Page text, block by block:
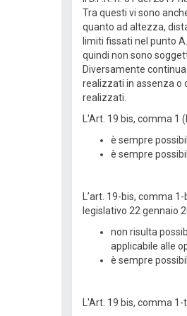
Tra questi vi sono
quanto ad altezza,
limiti fissati nel punto
quindi non sono
Diversamente
realizzati in assenza o
realizzati.
L'Art. 19 bis, comma
è sempre
è sempre
L’art. 19-bis, comma
legislativo 22 gennaio
non risulta
applicabile alle
è sempre
L'Art. 19 bis, comma